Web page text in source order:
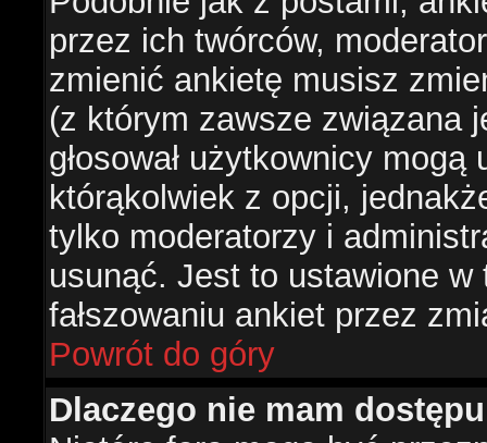
przez ich twórców,
zmienić ankietę musisz
(z którym zawsze związana
głosował użytkownicy
którąkolwiek z opcji,
tylko moderatorzy i
usunąć. Jest to ustawione
fałszowaniu ankiet przez
Powrót do góry
Dlaczego nie mam